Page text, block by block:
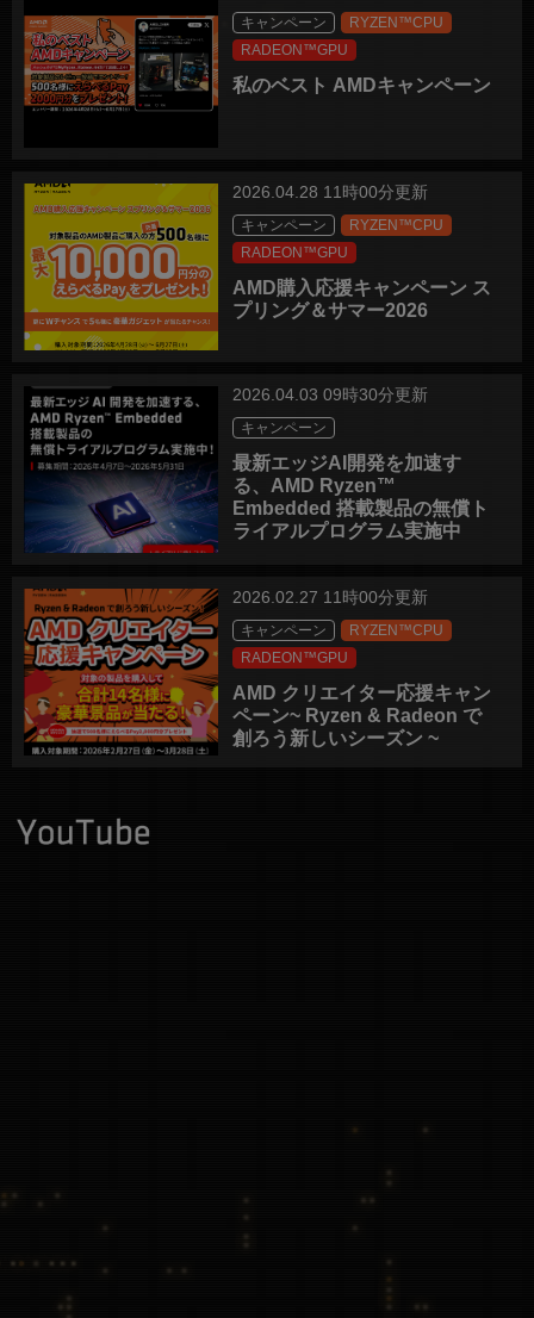
キャンペーン
RYZEN™CPU
RADEON™GPU
私のベスト AMDキャンペーン
2026.04.28 11時00分更新
キャンペーン
RYZEN™CPU
RADEON™GPU
AMD購入応援キャンペーン ス
プリング＆サマー2026
2026.04.03 09時30分更新
キャンペーン
最新エッジAI開発を加速す
る、AMD Ryzen™
Embedded 搭載製品の無償ト
ライアルプログラム実施中
2026.02.27 11時00分更新
キャンペーン
RYZEN™CPU
RADEON™GPU
AMD クリエイター応援キャン
ペーン~ Ryzen & Radeon で
創ろう新しいシーズン ~